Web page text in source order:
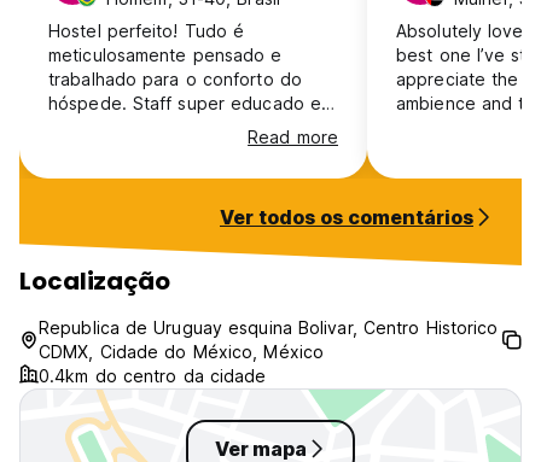
Hostel perfeito! Tudo é
meticulosamente pensado e
trabalhado para o conforto do
hóspede. Staff super educado e
ambiente muito limpo. A estrutura
é única e não há estabelecimento
semelhante ao Barrio Downtown,
Read more
Absolutely
best one I’ve
appreciate the
ambience and
Ver todos os comentários
Localização
Republica de Uruguay esquina Bolivar, Centro Historico
CDMX, Cidade do México, México
0.4km do centro da cidade
Ver mapa